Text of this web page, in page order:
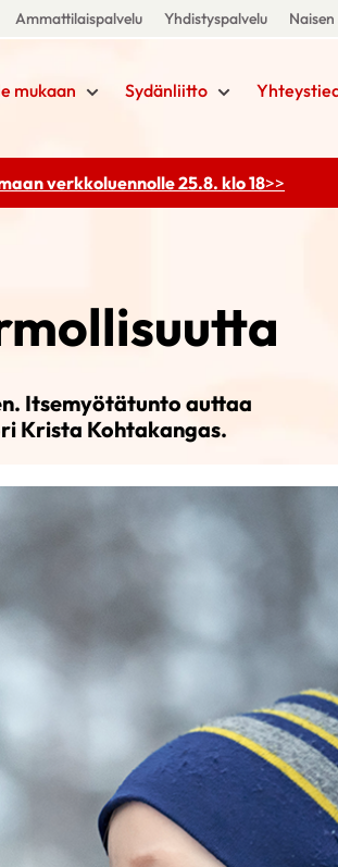
Ammattilaispalvelu Yhdistyspalvelu
mukaan Sydänliitto
verkkoluennolle 25.8. klo 18>>
Itsemyötätunto auttaa
Krista Kohtakangas.